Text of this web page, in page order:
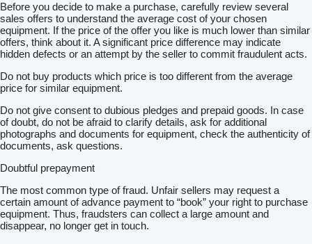
Before you decide to make a purchase, carefully review several
sales offers to understand the average cost of your chosen
equipment. If the price of the offer you like is much lower than similar
offers, think about it. A significant price difference may indicate
hidden defects or an attempt by the seller to commit fraudulent acts.
Do not buy products which price is too different from the average
price for similar equipment.
Do not give consent to dubious pledges and prepaid goods. In case
of doubt, do not be afraid to clarify details, ask for additional
photographs and documents for equipment, check the authenticity of
documents, ask questions.
Doubtful prepayment
The most common type of fraud. Unfair sellers may request a
certain amount of advance payment to “book” your right to purchase
equipment. Thus, fraudsters can collect a large amount and
disappear, no longer get in touch.